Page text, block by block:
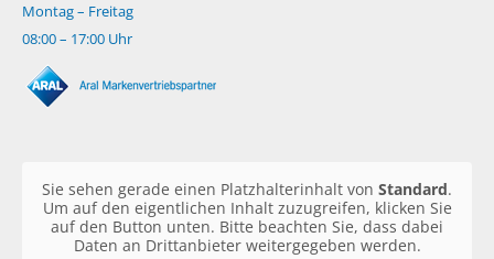
Montag – Freitag
08:00 – 17:00 Uhr
Sie sehen gerade einen Platzhalterinhalt von Standard.
Um auf den eigentlichen Inhalt zuzugreifen, klicken Sie
auf den Button unten. Bitte beachten Sie, dass dabei
Daten an Drittanbieter weitergegeben werden.